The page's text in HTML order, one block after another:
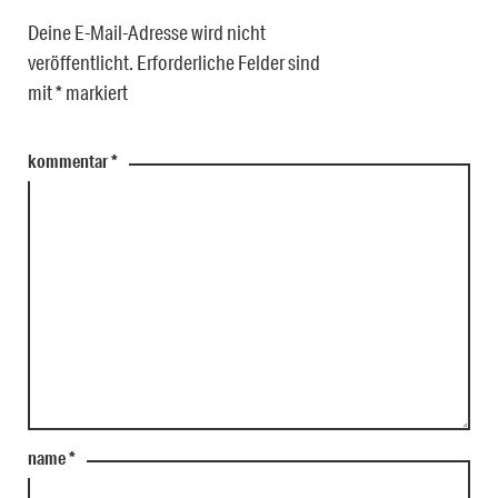
Deine E-Mail-Adresse wird nicht
veröffentlicht. Erforderliche Felder sind
mit*markiert
kommentar*
name*